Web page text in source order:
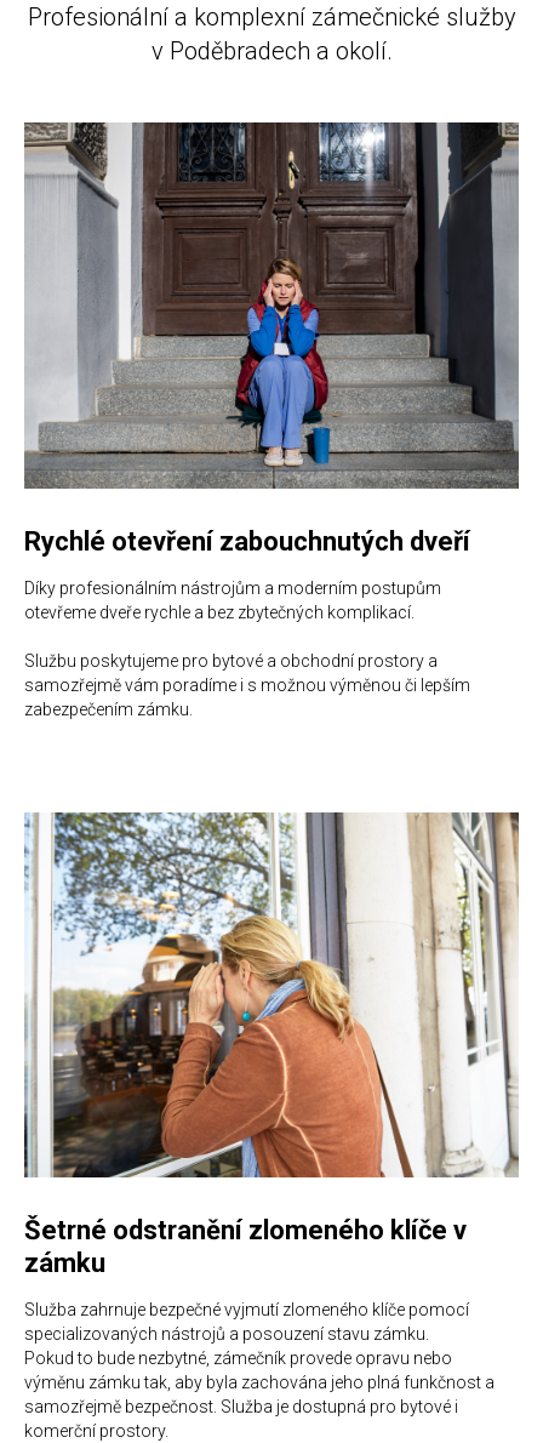
Profesionální a komplexní zámečnické služby
v Poděbradech a okolí.
Rychlé otevření zabouchnutých dveří
Díky profesionálním nástrojům a moderním postupům
otevřeme dveře rychle a bez zbytečných komplikací.
Službu poskytujeme pro bytové a obchodní prostory a
samozřejmě vám poradíme i s možnou výměnou či lepším
zabezpečením zámku.
Šetrné odstranění zlomeného klíče v
zámku
Služba zahrnuje bezpečné vyjmutí zlomeného klíče pomocí
specializovaných nástrojů a posouzení stavu zámku.
Pokud to bude nezbytné, zámečník provede opravu nebo
výměnu zámku tak, aby byla zachována jeho plná funkčnost a
samozřejmě bezpečnost. Služba je dostupná pro bytové i
komerční prostory.